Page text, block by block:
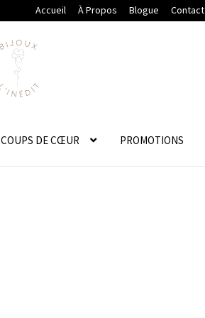
Accueil À Propos Blogue Contact
COUPS DE CŒUR PROMOTIONS